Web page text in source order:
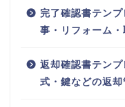
完了確認書テン
事・リフォーム
返却確認書テン
式・鍵などの返